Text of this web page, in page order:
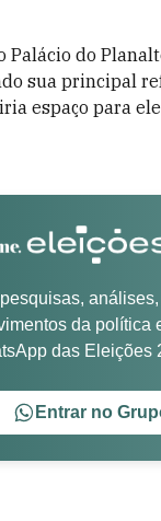
Palácio do
sua principal
espaço para ele
da política
das Eleições
Entrar no